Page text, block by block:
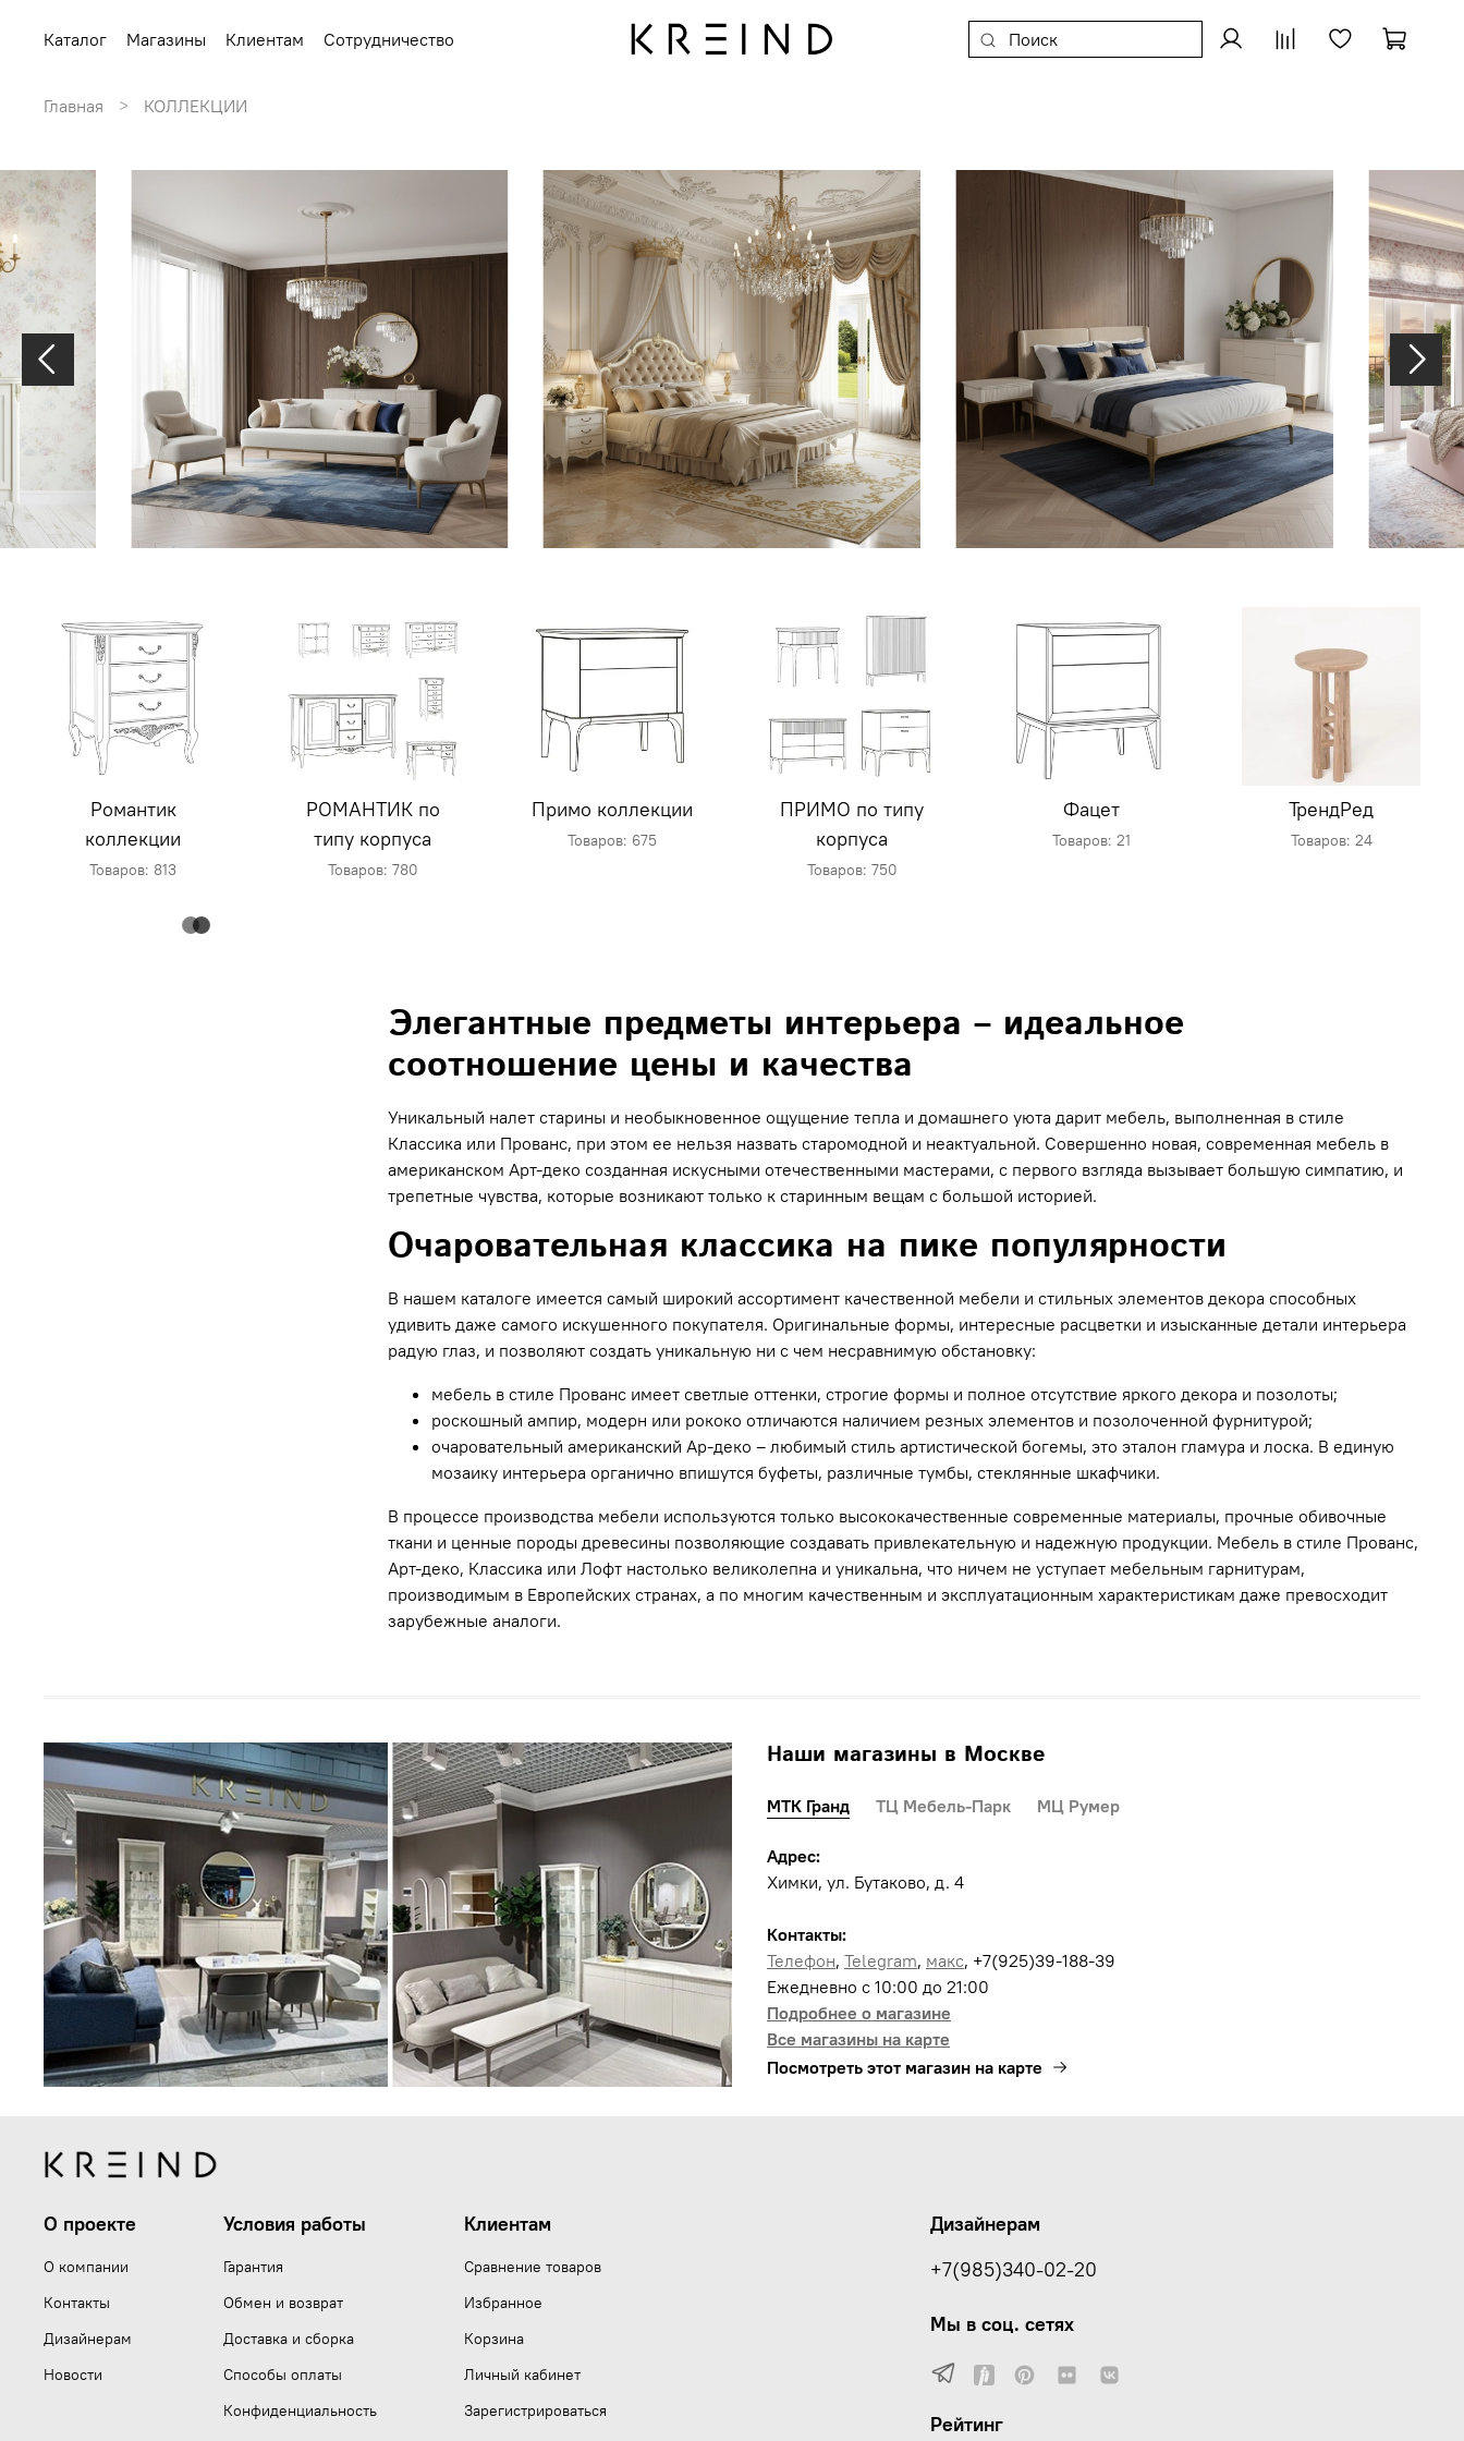
Каталог Магазины Клиентам Сотрудничество
Главная КОЛЛЕКЦИИ
Романтик
коллекции
Товаров: 813
РОМАНТИК по
типу корпуса
Товаров: 780
Примо коллекции
Товаров: 675
ПРИМО по типу
корпуса
Товаров: 750
Фацет
Товаров: 21
ТрендРед
Товаров: 24
Элегантные предметы интерьера – идеальное
соотношение цены и качества
Уникальный налет старины и необыкновенное ощущение тепла и домашнего уюта дарит мебель, выполненная в стиле
Классика или Прованс, при этом ее нельзя назвать старомодной и неактуальной. Совершенно новая, современная мебель в
американском Арт-деко созданная искусными отечественными мастерами, с первого взгляда вызывает большую симпатию, и
трепетные чувства, которые возникают только к старинным вещам с большой историей.
Очаровательная классика на пике популярности
В нашем каталоге имеется самый широкий ассортимент качественной мебели и стильных элементов декора способных
удивить даже самого искушенного покупателя. Оригинальные формы, интересные расцветки и изысканные детали интерьера
радую глаз, и позволяют создать уникальную ни с чем несравнимую обстановку:
мебель в стиле Прованс имеет светлые оттенки, строгие формы и полное отсутствие яркого декора и позолоты;
роскошный ампир, модерн или рококо отличаются наличием резных элементов и позолоченной фурнитурой;
очаровательный американский Ар-деко – любимый стиль артистической богемы, это эталон гламура и лоска. В единую
мозаику интерьера органично впишутся буфеты, различные тумбы, стеклянные шкафчики.
В процессе производства мебели используются только высококачественные современные материалы, прочные обивочные
ткани и ценные породы древесины позволяющие создавать привлекательную и надежную продукции. Мебель в стиле Прованс,
Арт-деко, Классика или Лофт настолько великолепна и уникальна, что ничем не уступает мебельным гарнитурам,
производимым в Европейских странах, а по многим качественным и эксплуатационным характеристикам даже превосходит
зарубежные аналоги.
Наши магазины в Москве
МТК Гранд ТЦ Мебель-Парк МЦ Румер
Адрес:
Химки, ул. Бутаково, д. 4
Контакты:
Телефон, Telegram, макс, +7(925)39-188-39
Ежедневно с 10:00 до 21:00
Подробнее о магазине
Все магазины на карте
Посмотреть этот магазин на карте
О проекте
О компании
Контакты
Дизайнерам
Новости
Условия работы
Гарантия
Обмен и возврат
Доставка и сборка
Способы оплаты
Конфиденциальность
Клиентам
Сравнение товаров
Избранное
Корзина
Личный кабинет
Зарегистрироваться
Дизайнерам
+7(985)340-02-20
Мы в соц. сетях
Рейтинг